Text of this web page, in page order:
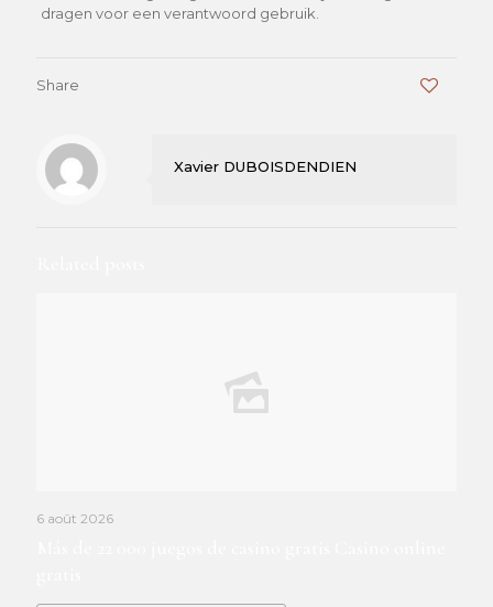
dragen voor een verantwoord gebruik.
Share
Xavier DUBOISDENDIEN
6 août 2026